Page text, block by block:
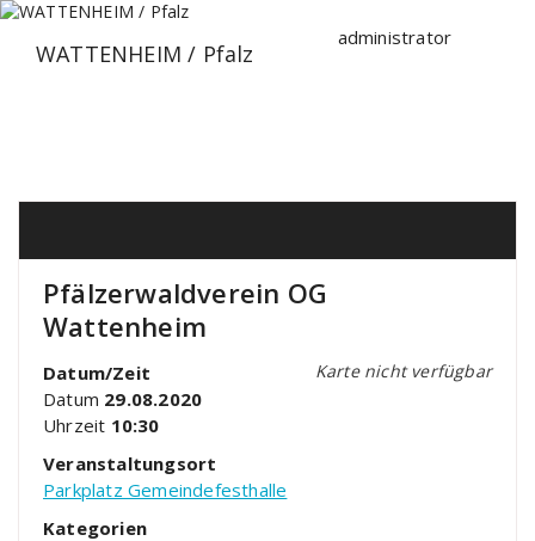
Zum
springenWATTENHEIM / Pfalz
administrator
Pfälzerwaldverein OG
Wattenheim
Karte nicht verfügbar
Datum/Zeit
Datum 29.08.2020
Uhrzeit 10:30
Veranstaltungsort
Parkplatz Gemeindefesthalle
Kategorien